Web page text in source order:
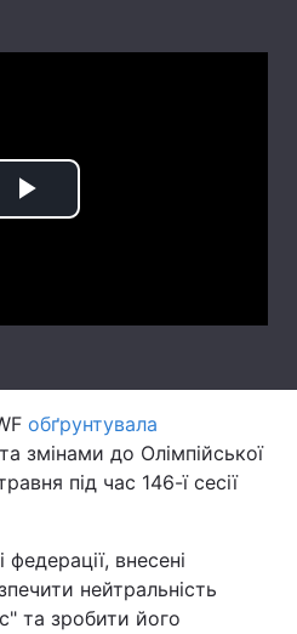
Play
обґрунтувала
змінами до Олімпійської
під час 146-ї сесії
внесені
нейтральність
та зробити його